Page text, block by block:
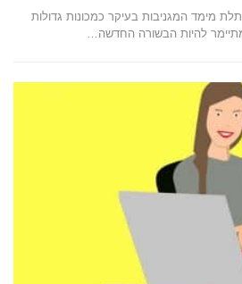
מימד המגניבות בעיקר כמכונות גדולות
להיות הבשורה החדשה…